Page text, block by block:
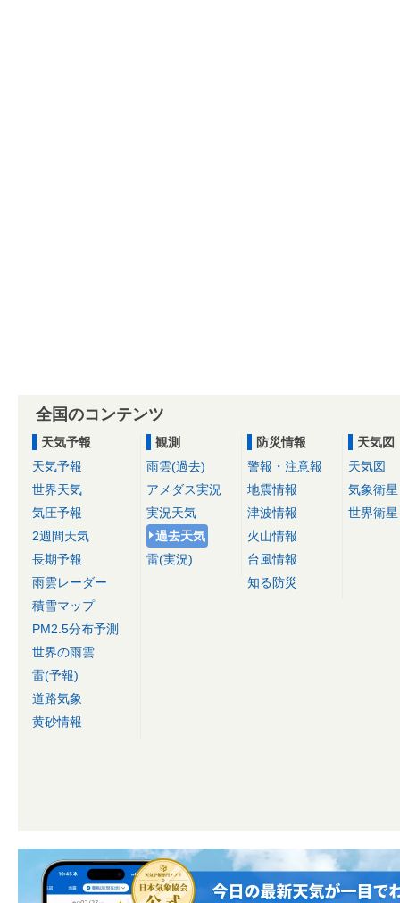
全国のコンテンツ
天気予報
天気予報
世界天気
気圧予報
2週間天気
長期予報
雨雲レーダー
積雪マップ
PM2.5分布予測
世界の雨雲
雷(予報)
道路気象
黄砂情報
観測
雨雲(過去)
アメダス実況
実況天気
過去天気
雷(実況)
防災情報
警報・注意報
地震情報
津波情報
火山情報
台風情報
知る防災
天気図
天気図
気象衛星
世界衛星